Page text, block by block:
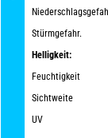
Stürmgefahr.
Helligkeit:
Feuchtigkeit
Sichtweite
UV